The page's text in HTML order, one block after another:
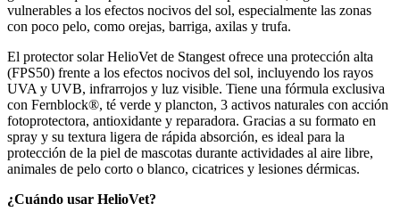
vulnerables a los efectos nocivos del sol, especialmente las zonas
con poco pelo, como orejas, barriga, axilas y trufa.
El protector solar HelioVet de Stangest ofrece una protección alta
(FPS50) frente a los efectos nocivos del sol, incluyendo los rayos
UVA y UVB, infrarrojos y luz visible. Tiene una fórmula exclusiva
con Fernblock®, té verde y plancton, 3 activos naturales con acción
fotoprotectora, antioxidante y reparadora. Gracias a su formato en
spray y su textura ligera de rápida absorción, es ideal para la
protección de la piel de mascotas durante actividades al aire libre,
animales de pelo corto o blanco, cicatrices y lesiones dérmicas.
¿Cuándo usar HelioVet?